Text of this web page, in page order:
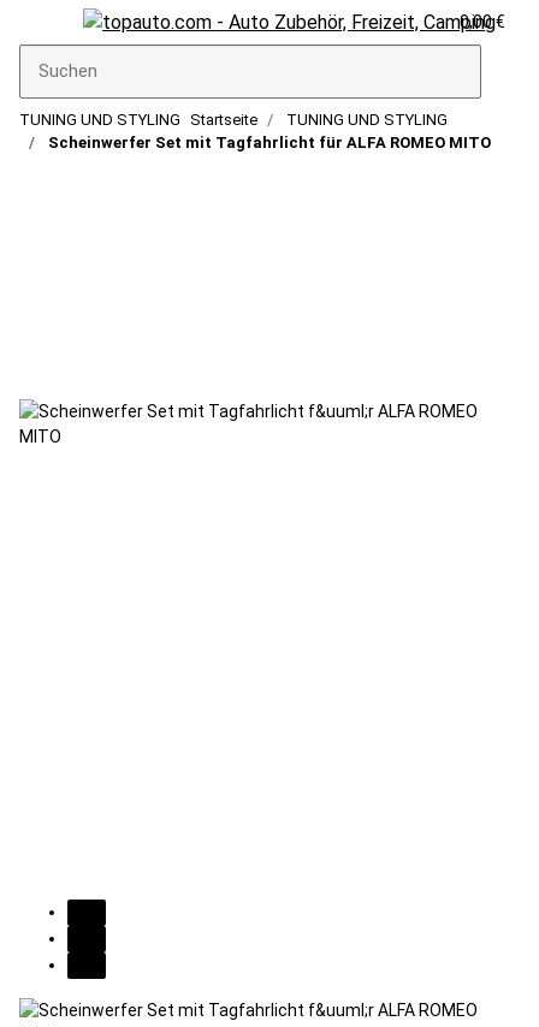
0,00 €
TUNING UND STYLING Startseite
TUNING UND STYLING
Scheinwerfer Set mit Tagfahrlicht für ALFA ROMEO MITO